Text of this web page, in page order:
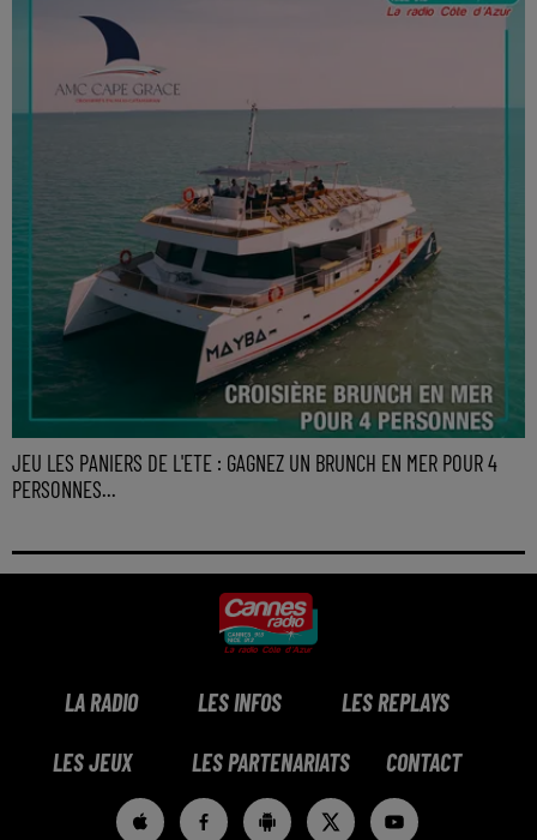
JEU LES PANIERS DE L'ETE : GAGNEZ UN BRUNCH EN MER POUR 4
PERSONNES...
LA RADIO LES INFOS LES REPLAYS
LES JEUX LES PARTENARIATS CONTACT